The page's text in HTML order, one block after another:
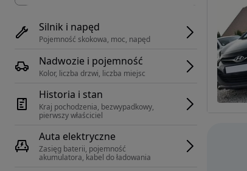
Silnik i napęd
Pojemność skokowa, moc, napęd
Nadwozie i pojemność
Kolor, liczba drzwi, liczba miejsc
Historia i stan
Kraj pochodzenia, bezwypadkowy,
pierwszy właściciel
Auta elektryczne
Zasięg baterii, pojemność
akumulatora, kabel do ładowania